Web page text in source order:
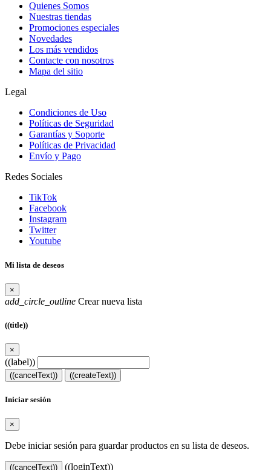
Quienes Somos
Nuestras tiendas
Promociones especiales
Novedades
Los más vendidos
Contacte con nosotros
Mapa del sitio
Legal
Condiciones de Uso
Políticas de Seguridad
Garantías y Soporte
Políticas de Privacidad
Envío y Pago
Redes Sociales
TikTok
Facebook
Instagram
Twitter
Youtube
Mi lista de deseos
×
add_circle_outline Crear nueva lista
((title))
×
((label))
((cancelText)) ((createText))
Iniciar sesión
×
Debe iniciar sesión para guardar productos en su lista de deseos.
((cancelText)) ((loginText))